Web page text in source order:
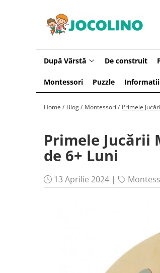
După Vârstă
După Vârstă De construit
Montessori Puzzle
Home / Blog / Montessori / Primele
Primele Jucării
de 6+ Luni
13 Aprilie 2024 |